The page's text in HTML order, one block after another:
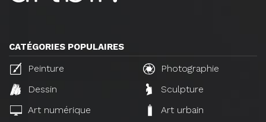
CATÉGORIES POPULAIRES
Peinture
Photographie
Dessin
Sculpture
Art numérique
Art urbain